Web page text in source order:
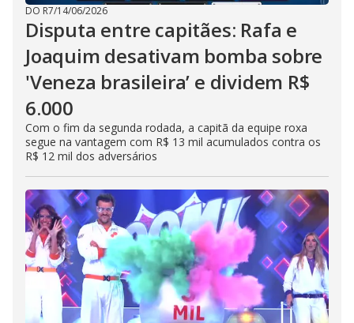
DO R7/14/06/2026
Disputa entre capitães: Rafa e
Joaquim desativam bomba sobre
'Veneza brasileira’ e dividem R$
6.000
Com o fim da segunda rodada, a capitã da equipe roxa
segue na vantagem com R$ 13 mil acumulados contra os
R$ 12 mil dos adversários